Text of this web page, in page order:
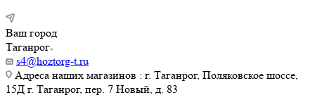
Ваш город
Таганрог
s4@hoztorg-t.ru
Адреса наших магазинов : г. Таганрог, Поляковское шоссе,
15Д г. Таганрог, пер. 7 Новый, д. 83